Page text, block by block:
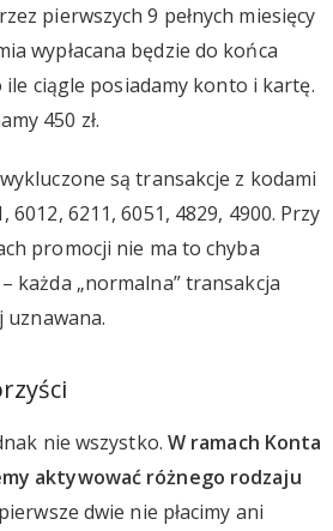
pierwszych 9 pełnych miesięcy
wypłacana będzie do końca
ile ciągle posiadamy konto i kartę.
450 zł.
są transakcje z kodami
6012, 6211, 6051, 4829, 4900. Przy
promocji nie ma to chyba
każda „normalna” transakcja
uznawana.
nie wszystko. W ramach Konta
aktywować różnego rodzaju
dwie nie płacimy ani